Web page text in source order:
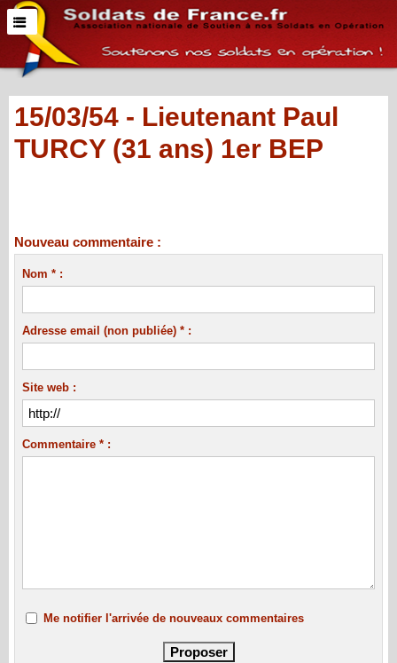
15/03/54 - Lieutenant Paul
TURCY (31 ans) 1er BEP
Nouveau commentaire :
Nom * :
Adresse email (non publiée) * :
Site web :
Commentaire * :
Me notifier l'arrivée de nouveaux commentaires